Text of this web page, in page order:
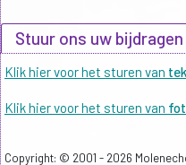
Stuur ons uw bijdragen
Klik hier voor het sturen van
Klik hier voor het sturen van
Copyright: © 2001 - 2026